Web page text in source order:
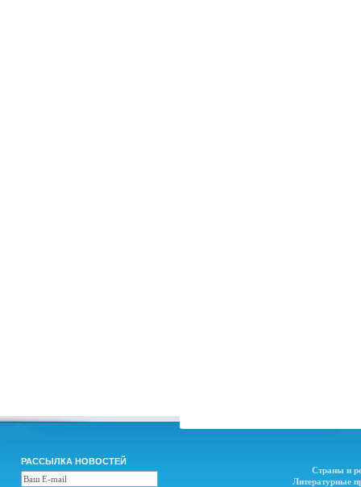
РАССЫЛКА НОВОСТЕЙ
Страны и
Литературные